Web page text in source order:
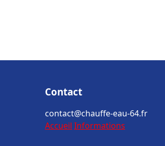
Contact
contact@chauffe-eau-64.fr
Accueil Informations